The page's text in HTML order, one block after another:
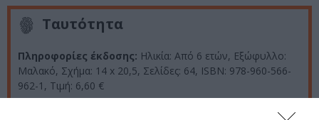
Ταυτότητα
Πληροφορίες έκδοσης: Ηλικία: Από 6 ετών, Εξώφυλλο:
Μαλακό, Σχήμα: 14 x 20,5, Σελίδες: 64, ISBN: 978-960-566-
962-1, Τιμή: 6,60 €